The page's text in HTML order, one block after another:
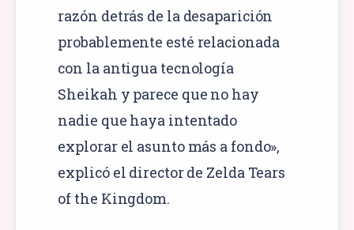
razón detrás de la desaparición
probablemente esté relacionada
con la antigua tecnología
Sheikah y parece que no hay
nadie que haya intentado
explorar el asunto más a fondo»,
explicó el director de Zelda Tears
of the Kingdom.